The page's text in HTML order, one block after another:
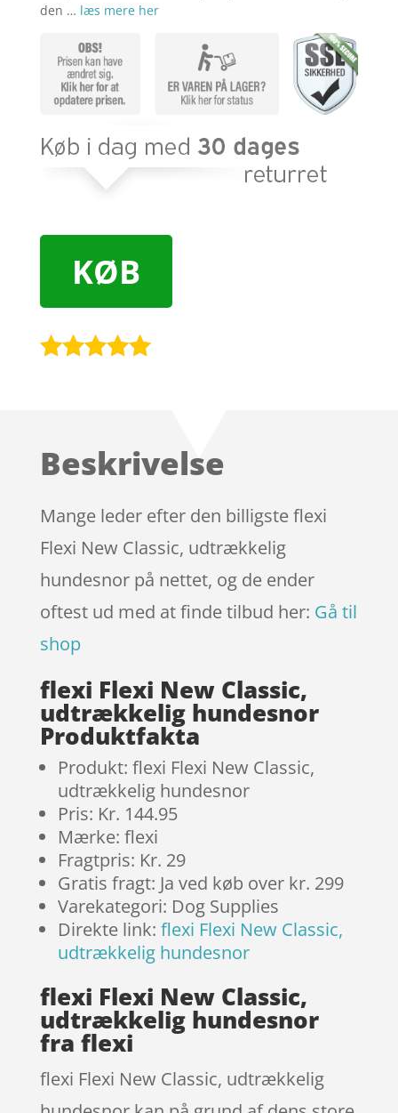
den … læs mere her
KØB
kundebedøm
Beskrivelse
Mange leder efter den billigste flexi
Flexi New Classic, udtrækkelig
hundesnor på nettet, og de ender
oftest ud med at finde tilbud her: Gå til
shop
flexi Flexi New Classic,
udtrækkelig hundesnor
Produktfakta
Produkt: flexi Flexi New Classic,
udtrækkelig hundesnor
Pris: Kr. 144.95
Mærke: flexi
Fragtpris: Kr. 29
Gratis fragt: Ja ved køb over kr. 299
Varekategori: Dog Supplies
Direkte link: flexi Flexi New Classic,
udtrækkelig hundesnor
flexi Flexi New Classic,
udtrækkelig hundesnor
fra flexi
flexi Flexi New Classic, udtrækkelig